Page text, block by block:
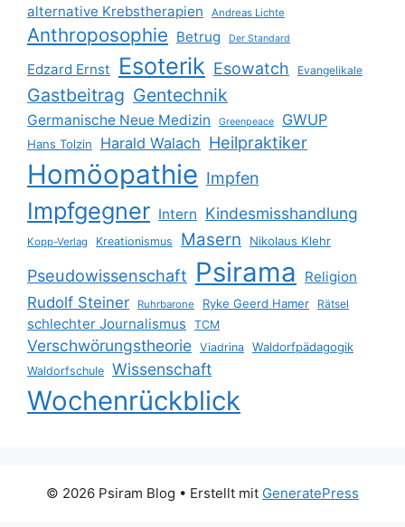
alternative Krebstherapien Andreas Lichte
Anthroposophie Betrug Der Standard
Edzard Ernst Esoterik Esowatch Evangelikale
Gastbeitrag Gentechnik
Germanische Neue Medizin Greenpeace GWUP
Hans Tolzin Harald Walach Heilpraktiker
Homöopathie Impfen
Impfgegner Intern Kindesmisshandlung
Kopp-Verlag Kreationismus Masern Nikolaus Klehr
Pseudowissenschaft Psirama Religion
Rudolf Steiner Ruhrbarone Ryke Geerd Hamer Rätsel
schlechter Journalismus TCM
Verschwörungstheorie Viadrina Waldorfpädagogik
Waldorfschule Wissenschaft
Wochenrückblick
© 2026 Psiram Blog • Erstellt mit GeneratePress